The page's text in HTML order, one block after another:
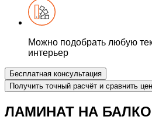
Можно подобрать любую
интерьер
Бесплатная консультация
Получить точный расчёт и сравнить
ЛАМИНАТ НА